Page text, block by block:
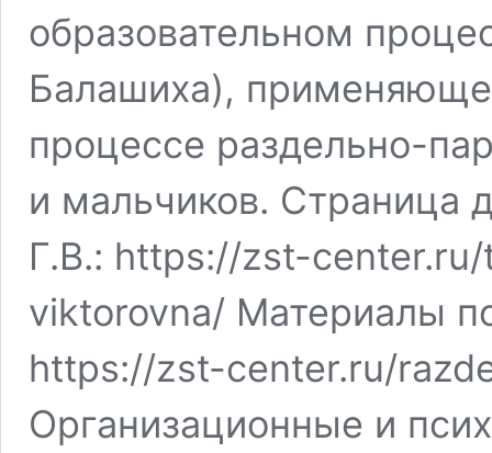
образовательном
Балашиха),
процессе раздельно-
и мальчиков. Страница
Г.В.: https://zst-
viktorovna/ Материалы
https://zst-center.ru/
Организационные и